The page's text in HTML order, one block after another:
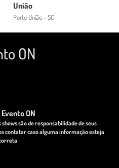
União
Porto União - SC
ON
ON
são de responsabilidade de seus
contatar caso alguma informação esteja